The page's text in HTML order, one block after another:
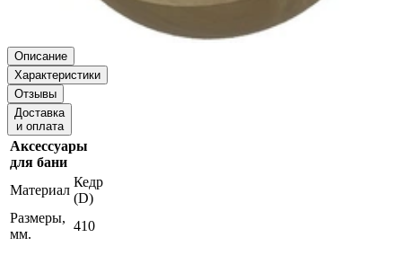
Описание
Характеристики
Отзывы
Доставка
и оплата
Аксессуары
для бани
Материал
Кедр
(D)
Размеры,
мм.
410